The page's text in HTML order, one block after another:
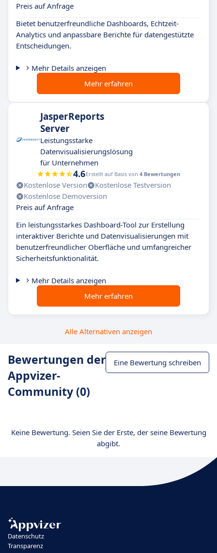
Preis auf Anfrage
Bietet benutzerfreundliche Dashboards, Echtzeit-
Analytics und anpassbare Berichte für datengestützte
Entscheidungen.
Mehr Details anzeigen
Mehr erfahren
JasperReports
Server
Leistungsstarke
Datenvisualisierungslösung
für Unternehmen
4.6Erstellt auf Basis von 4 Bewertungen
Kostenlose Version
Kostenlose Testversion
Kostenlose Demoversion
Preis auf Anfrage
Ein leistungsstarkes Dashboard-Tool zur Erstellung
interaktiver Berichte und Datenvisualisierungen mit
benutzerfreundlicher Oberfläche und umfangreicher
Sicherheitsfunktionalität.
Mehr Details anzeigen
Mehr erfahren
Alle Alternativen anzeigen
Bewertungen der
Appvizer-
Community (0)
Eine Bewertung schreiben
Keine Bewertung. Seien Sie der Erste, der seine Bewertung
abgibt.
Datenschutz
Transparenz